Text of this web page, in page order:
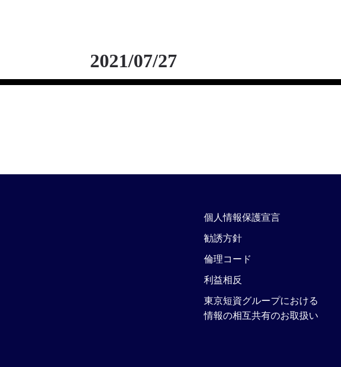
2021/07/27
個人情報保護宣言
勧誘方針
倫理コード
利益相反
東京短資グループにおける
情報の相互共有のお取扱い